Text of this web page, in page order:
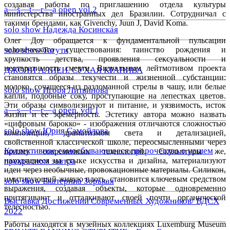
a—s—t—r—a open vol.2
solo show Надежда Косинская
solo show Тагути
ДЖОЛИ АЛИЕН. СУХАЯ КРАПИВА
solo show Игоря Литвинова
a—s—t—r—a open. vol 1
solo show Юрия Самойлова
Коллективное самосбывающееся пророчество о нашем
прекрасном завтра
solo show Екатерина Зорькая
Выставка Достижений Современных Художников/ ВДСХ
2022
создавая работы по приглашению отдела культуры
министерства иностранных дел Бразилии. Сотрудничал с
такими брендами, как Givenchy, Juun J, David Koma.
Олег Доуобращается к фундаментальной пульсации
человеческого существования: таинство рождения и
хрупкость детства, проявления сексуальности и
неотвратимость смерти. Визуальным лейтмотивом проекта
становятся образы текучести и жизненной субстанции:
молоко, сочащееся из разломанной стрелы в чашу, или белые
капли, подобные соку, проступающие на лепестках цветов.
Эти образы символизируют и питание, и уязвимость, исток
жизни и ее эфемерность. Эстетику автора можно назвать
«цифровым барокко» - изображения отличаются сложностью
композиции, драматизмом света и детализацией,
свойственной классической школе, переосмысленными через
призму современных технологий. Скульптуры же,
находящиеся на стыке искусства и дизайна, материализуют
идеи через необычные, провокационные материалы. Силикон,
имитирующий живую плоть, становится ключевым средством
выражения, создавая объекты, которые одновременно
притягивают и отталкивают своей почти органической
телесностью.
Работы находятся в музейных коллекциях Luxemburg Museum